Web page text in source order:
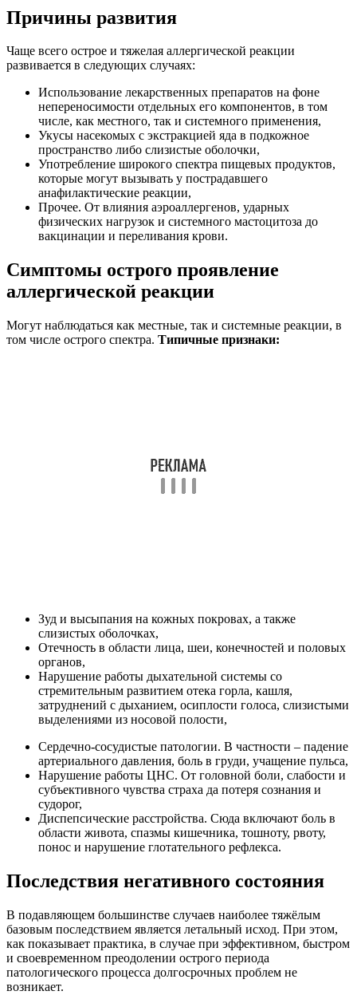
Причины развития
Чаще всего острое и тяжелая аллергической реакции
развивается в следующих случаях:
Использование лекарственных препаратов на фоне
непереносимости отдельных его компонентов, в том
числе, как местного, так и системного применения,
Укусы насекомых с экстракцией яда в подкожное
пространство либо слизистые оболочки,
Употребление широкого спектра пищевых продуктов,
которые могут вызывать у пострадавшего
анафилактические реакции,
Прочее. От влияния аэроаллергенов, ударных
физических нагрузок и системного мастоцитоза до
вакцинации и переливания крови.
Симптомы острого проявление
аллергической реакции
Могут наблюдаться как местные, так и системные реакции, в
том числе острого спектра. Типичные признаки:
Зуд и высыпания на кожных покровах, а также
слизистых оболочках,
Отечность в области лица, шеи, конечностей и половых
органов,
Нарушение работы дыхательной системы со
стремительным развитием отека горла, кашля,
затруднений с дыханием, осиплости голоса, слизистыми
выделениями из носовой полости,
Сердечно-сосудистые патологии. В частности – падение
артериального давления, боль в груди, учащение пульса,
Нарушение работы ЦНС. От головной боли, слабости и
субъективного чувства страха да потеря сознания и
судорог,
Диспепсические расстройства. Сюда включают боль в
области живота, спазмы кишечника, тошноту, рвоту,
понос и нарушение глотательного рефлекса.
Последствия негативного состояния
В подавляющем большинстве случаев наиболее тяжёлым
базовым последствием является летальный исход. При этом,
как показывает практика, в случае при эффективном, быстром
и своевременном преодолении острого периода
патологического процесса долгосрочных проблем не
возникает.